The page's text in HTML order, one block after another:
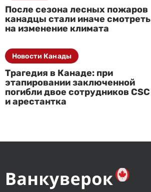
После сезона лесных пожаров
канадцы стали иначе смотреть
на изменение климата
Трагедия в Канаде: при
этапировании заключенной
погибли двое сотрудников CSC
и арестантка
Новости Канады